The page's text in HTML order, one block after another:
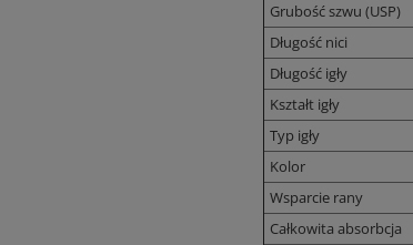
Grubość szwu (USP)
Długość nici
Długość igły
Kształt igły
Typ igły
Kolor
Wsparcie rany
Całkowita absorbcja